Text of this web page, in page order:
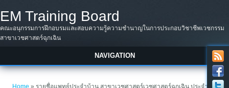
EM Training Board
คณะอนุกรรมการฝึกอบรมและสอบความรู้ความชำนาญในการประกอบวิชาชีพเวชกรรม
สาขาเวชศาสตร์ฉุกเฉิน
NAVIGATION
You are here